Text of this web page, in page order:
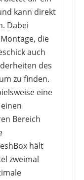
kann direkt
Dabei
die
auch
des
zu finden.
eine
Bereich
hält
zweimal